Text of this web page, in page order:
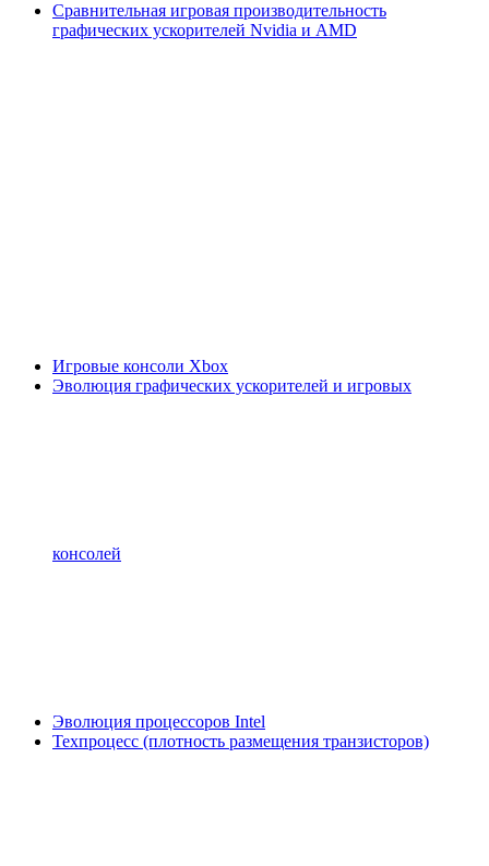
Сравнительная игровая производительность
графических ускорителей Nvidia и AMD
Игровые консоли Xbox
Эволюция графических ускорителей и игровых
консолей
Эволюция процессоров Intel
Техпроцесс (плотность размещения транзисторов)